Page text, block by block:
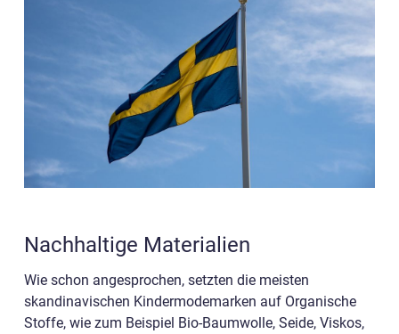
Nachhaltige Materialien
Wie schon angesprochen, setzten die meisten
skandinavischen Kindermodemarken auf Organische
Stoffe, wie zum Beispiel Bio-Baumwolle, Seide, Viskos,